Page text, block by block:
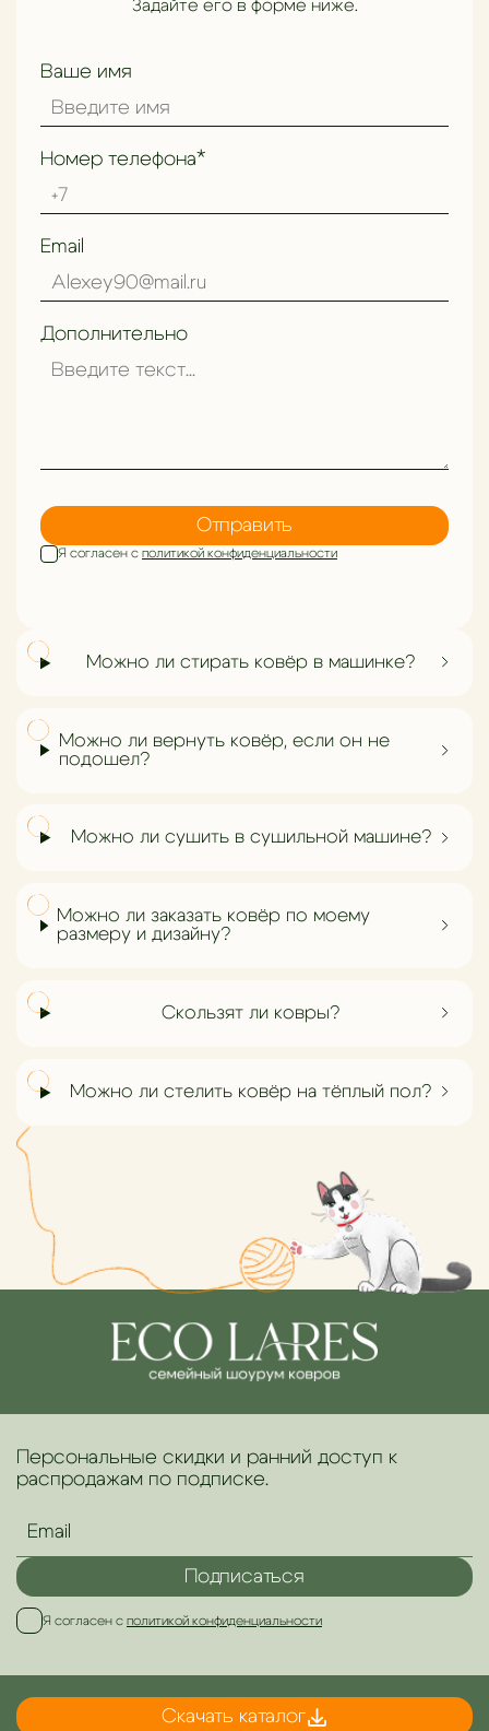
Как выбрать идеальный ковёр для гостиной
Задайте его в форме ниже.
Ваше имя
Номер телефона*
Email
Дополнительно
Я согласен с политикой конфиденциальности
Отправить
Можно ли стирать ковёр в машинке?
Можно ли вернуть ковёр, если он не
подошел?
Можно ли сушить в сушильной машине?
Можно ли заказать ковёр по моему
размеру и дизайну?
Скользят ли ковры?
Можно ли стелить ковёр на тёплый пол?
Персональные скидки и ранний доступ к
распродажам по подписке.
Подписаться
Я согласен с политикой конфиденциальности
Скачать каталог